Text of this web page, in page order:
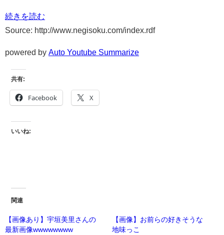
続きを読む
Source: http://www.negisoku.com/index.rdf
powered by Auto Youtube Summarize
共有:
Facebook X
いいね:
関連
【画像あり】宇垣美里さんの
最新画像wwwwwwww
【画像】お前らの好きそうな
地味っこ